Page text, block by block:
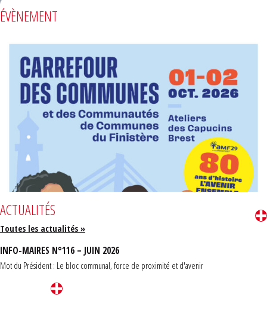
ÉVÈNEMENT
ACTUALITÉS
Toutes les actualités »
INFO-MAIRES N°116 – JUIN 2026
Mot du Président : Le bloc communal, force de proximité et d'avenir